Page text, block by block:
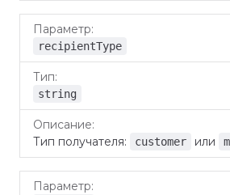
recipientType
string
Тип получателя: customer или